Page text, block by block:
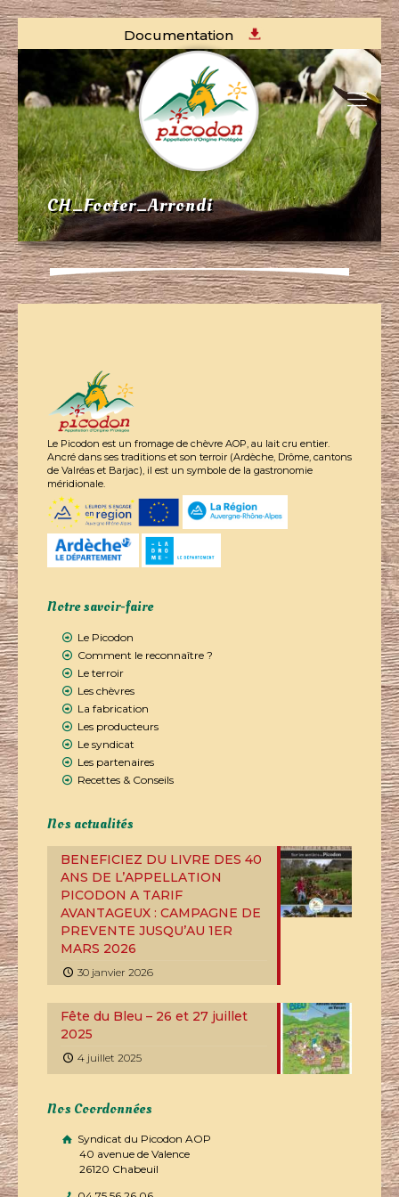
Documentation
CH_Footer_Arrondi
Le Picodon est un fromage de chèvre AOP, au lait cru entier.
Ancré dans ses traditions et son terroir (Ardèche, Drôme, cantons
de Valréas et Barjac), il est un symbole de la gastronomie
méridionale.
Notre savoir-faire
Le Picodon
Comment le reconnaître ?
Le terroir
Les chèvres
La fabrication
Les producteurs
Le syndicat
Les partenaires
Recettes & Conseils
Nos actualités
BENEFICIEZ DU LIVRE DES 40
ANS DE L’APPELLATION
PICODON A TARIF
AVANTAGEUX : CAMPAGNE DE
PREVENTE JUSQU’AU 1ER
MARS 2026
30 janvier 2026
Fête du Bleu – 26 et 27 juillet
2025
4 juillet 2025
Nos Coordonnées
Syndicat du Picodon AOP
40 avenue de Valence
26120 Chabeuil